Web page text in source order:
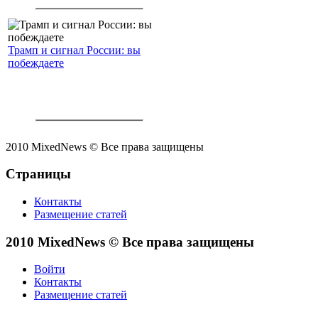
Трамп и сигнал России: вы
побеждаете
2010 MixedNews © Все права защищены
Страницы
Контакты
Размещение статей
2010 MixedNews © Все права защищены
Войти
Контакты
Размещение статей